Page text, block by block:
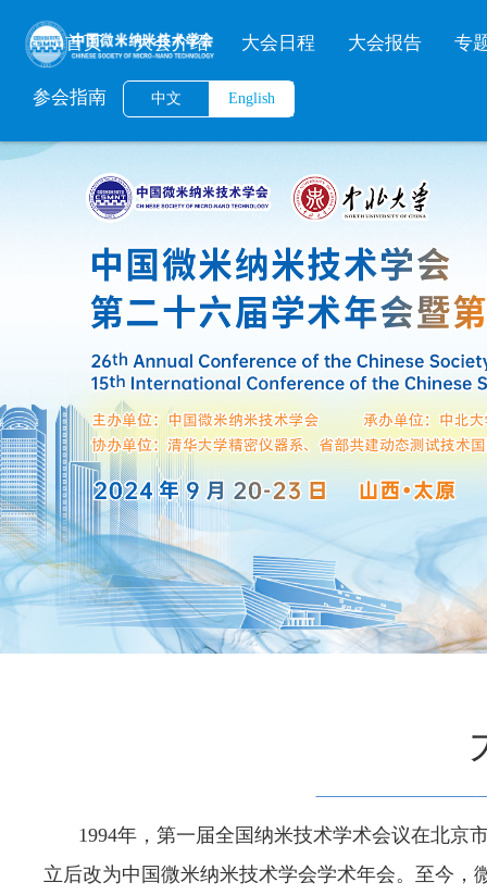
首页 大会介绍 大会日程 大会报告 专
参会指南 中文 English
1994年，第一届全国纳米技术学术会议在北京
立后改为中国微米纳米技术学会学术年会。至今